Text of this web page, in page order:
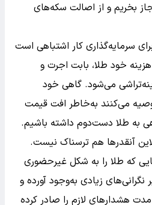
بخریم و از اصالت سکه‌های
سرمایه‌گذاری کار اشتباهی است
خود طلا، بابت اجرت و
می‌شود. گاهی خود
می‌کنند به‌خاطر افت قیمت
به طلا دست‌دوم داشته باشیم.
آنقدر‌ها هم ترسناک نیست.
که طلا را به شکل غیرحضوری
زیادی به‌وجود آورده و
هشدار‌های لازم را صادر کرده